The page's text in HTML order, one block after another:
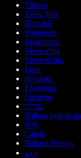
Türkçe
Tiếng Việt
Română
Português
Български
Slovenčina
Slovenščina
Eesti
Hrvatski
Ελληνικά
Lietuvių
עברית
Bahasa Indonesia
বাংলা
Català
Bahasa Melayu
اردو